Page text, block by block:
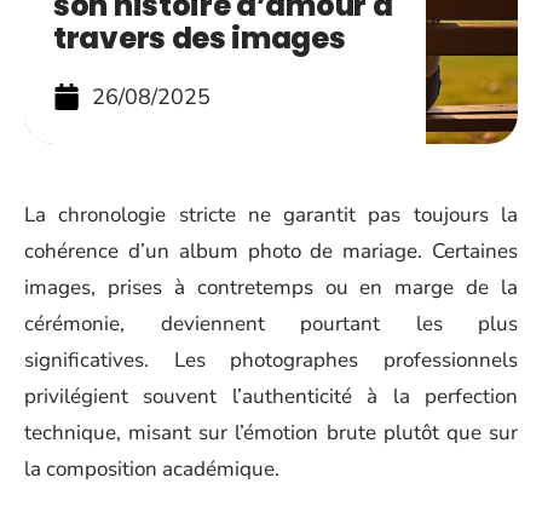
travers des images
26/08/2025
La chronologie stricte ne garantit pas toujours la
cohérence d’un album photo de mariage. Certaines
images, prises à contretemps ou en marge de la
cérémonie, deviennent pourtant les plus
significatives. Les photographes professionnels
privilégient souvent l’authenticité à la perfection
technique, misant sur l’émotion brute plutôt que sur
la composition académique.